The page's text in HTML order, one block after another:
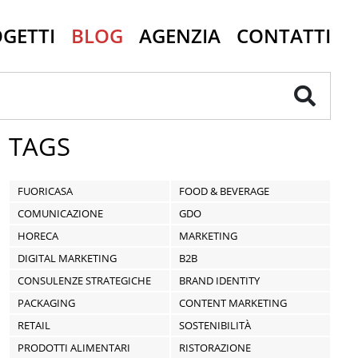
BLOG AGENZIA CONTATTI
TAGS
FUORICASA
FOOD & BEVERAGE
COMUNICAZIONE
GDO
HORECA
MARKETING
DIGITAL MARKETING
B2B
CONSULENZE STRATEGICHE
BRAND IDENTITY
PACKAGING
CONTENT MARKETING
RETAIL
SOSTENIBILITÀ
PRODOTTI ALIMENTARI
RISTORAZIONE